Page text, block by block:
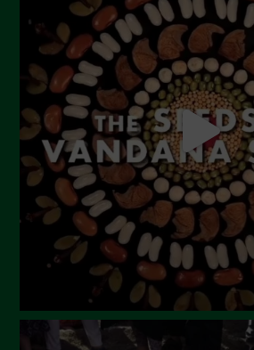
Settembre 2023
Agosto 2023
Luglio 2023
Giugno 2023
Maggio 2023
Aprile 2023
Marzo 2023
Febbraio 2023
Dicembre 2022
Novembre 2022
Ottobre 2022